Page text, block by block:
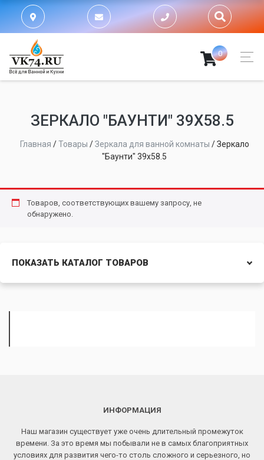
0
ЗЕРКАЛО "БАУНТИ" 39X58.5
Главная /Товары /Зеркала для ванной комнаты /Зеркало
"Баунти" 39x58.5
Товаров, соответствующих вашему запросу, не
обнаружено.
ПОКАЗАТЬ КАТАЛОГ ТОВАРОВ
ИНФОРМАЦИЯ
Наш магазин существует уже очень длительный промежуток
времени. За это время мы побывали не в самых благоприятных
условиях для развития чего-то столь сложного и серьезного, но